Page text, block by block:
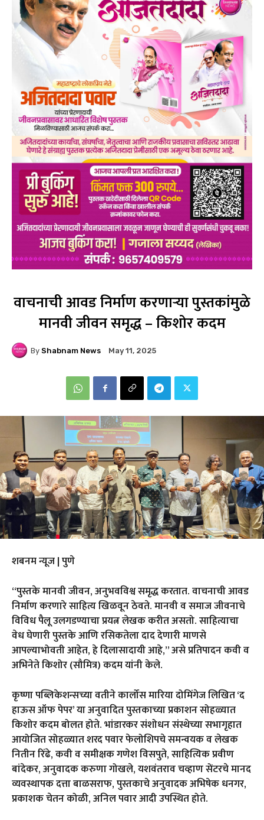
वाचनाची आवड निर्माण करणाऱ्या पुस्तकांमुळे
मानवी जीवन समृद्ध – किशोर कदम
By Shabnam News May 11, 2025
शबनम न्यूज | पुणे
“पुस्तके मानवी जीवन, अनुभवविश्व समृद्ध करतात. वाचनाची आवड
निर्माण करणारे साहित्य खिळवून ठेवते. मानवी व समाज जीवनाचे
विविध पैलू उलगडण्याचा प्रयत्न लेखक करीत असतो. साहित्याचा
वेध घेणारी पुस्तके आणि रसिकतेला दाद देणारी माणसे
आपल्याभोवती आहेत, हे दिलासादायी आहे,” असे प्रतिपादन कवी व
अभिनेते किशोर (सौमित्र) कदम यांनी केले.
कृष्णा पब्लिकेशन्सच्या वतीने कार्लोस मारिया दोमिंगेज लिखित ‘द
हाऊस ऑफ पेपर’ या अनुवादित पुस्तकाच्या प्रकाशन सोहळ्यात
किशोर कदम बोलत होते. भांडारकर संशोधन संस्थेच्या सभागृहात
आयोजित सोहळ्यात शरद पवार फेलोशिपचे समन्वयक व लेखक
नितीन रिंढे, कवी व समीक्षक गणेश विसपुते, साहित्यिक प्रवीण
बांदेकर, अनुवादक करुणा गोखले, यशवंतराव चव्हाण सेंटरचे मानद
व्यवस्थापक दत्ता बाळसराफ, पुस्तकाचे अनुवादक अभिषेक धनगर,
प्रकाशक चेतन कोळी, अनिल पवार आदी उपस्थित होते.